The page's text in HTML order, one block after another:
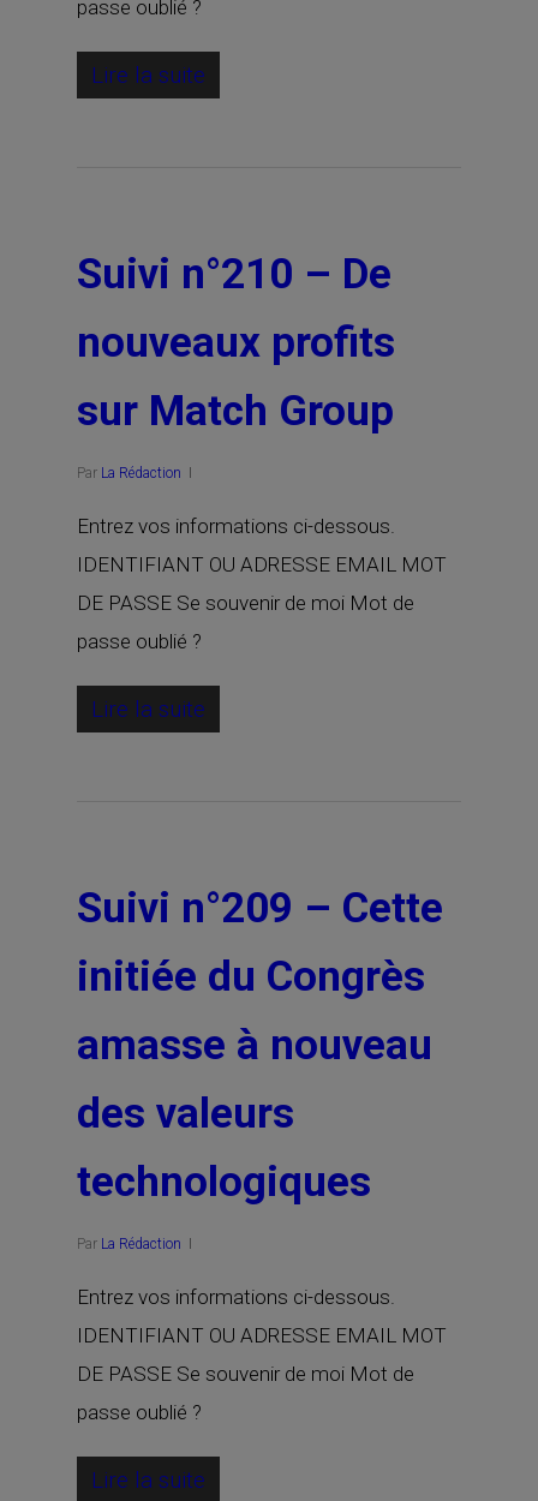
passe oublié ?
Lire la suite
Suivi n°210 – De
nouveaux profits
sur Match Group
Par La Rédaction
Entrez vos informations ci-dessous.
IDENTIFIANT OU ADRESSE EMAIL MOT
DE PASSE Se souvenir de moi Mot de
passe oublié ?
Lire la suite
Suivi n°209 – Cette
initiée du Congrès
amasse à nouveau
des valeurs
technologiques
Par La Rédaction
Entrez vos informations ci-dessous.
IDENTIFIANT OU ADRESSE EMAIL MOT
DE PASSE Se souvenir de moi Mot de
passe oublié ?
Lire la suite